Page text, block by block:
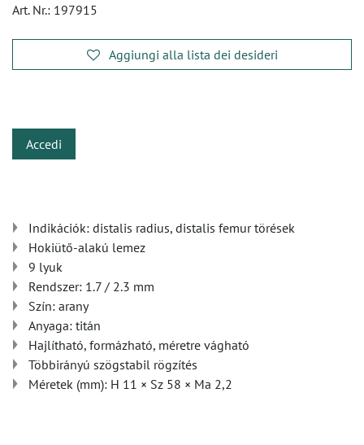
Art. Nr.: 197915
Aggiungi alla lista dei desideri
Accedi
Indikációk: distalis radius, distalis femur törések
Hokiütő-alakú lemez
9 lyuk
Rendszer: 1.7 / 2.3 mm
Szín: arany
Anyaga: titán
Hajlítható, formázható, méretre vágható
Többirányú szögstabil rögzítés
Méretek (mm): H 11 × Sz 58 × Ma 2,2